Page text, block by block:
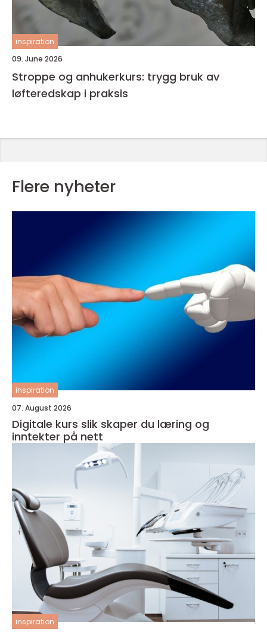
inspiration
09. June 2026
Stroppe og anhukerkurs: trygg bruk av
løfteredskap i praksis
Flere nyheter
inspiration
07. August 2026
Digitale kurs slik skaper du læring og
inntekter på nett
inspiration